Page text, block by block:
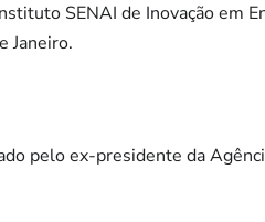
SENAI de Inovação em
Janeiro.
pelo ex-presidente da